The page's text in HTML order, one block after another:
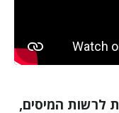
חד־פעמי של כ־5 דקות לרשות המיסים,